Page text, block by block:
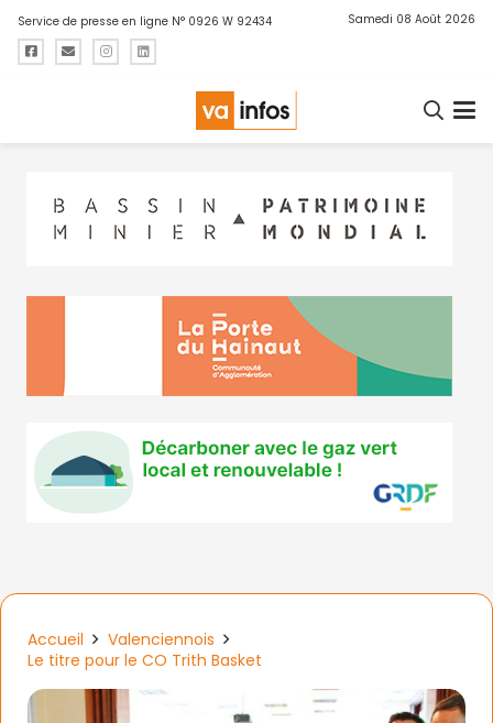
Service de presse en ligne N° 0926 W 92434 Samedi 08 Août 2026
Accueil
Valenciennois
Le titre pour le CO Trith Basket